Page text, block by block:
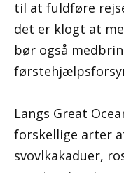
til at fuldføre
det er klogt at
bør også
Langs Great
forskellige arter
svovlkakaduer,